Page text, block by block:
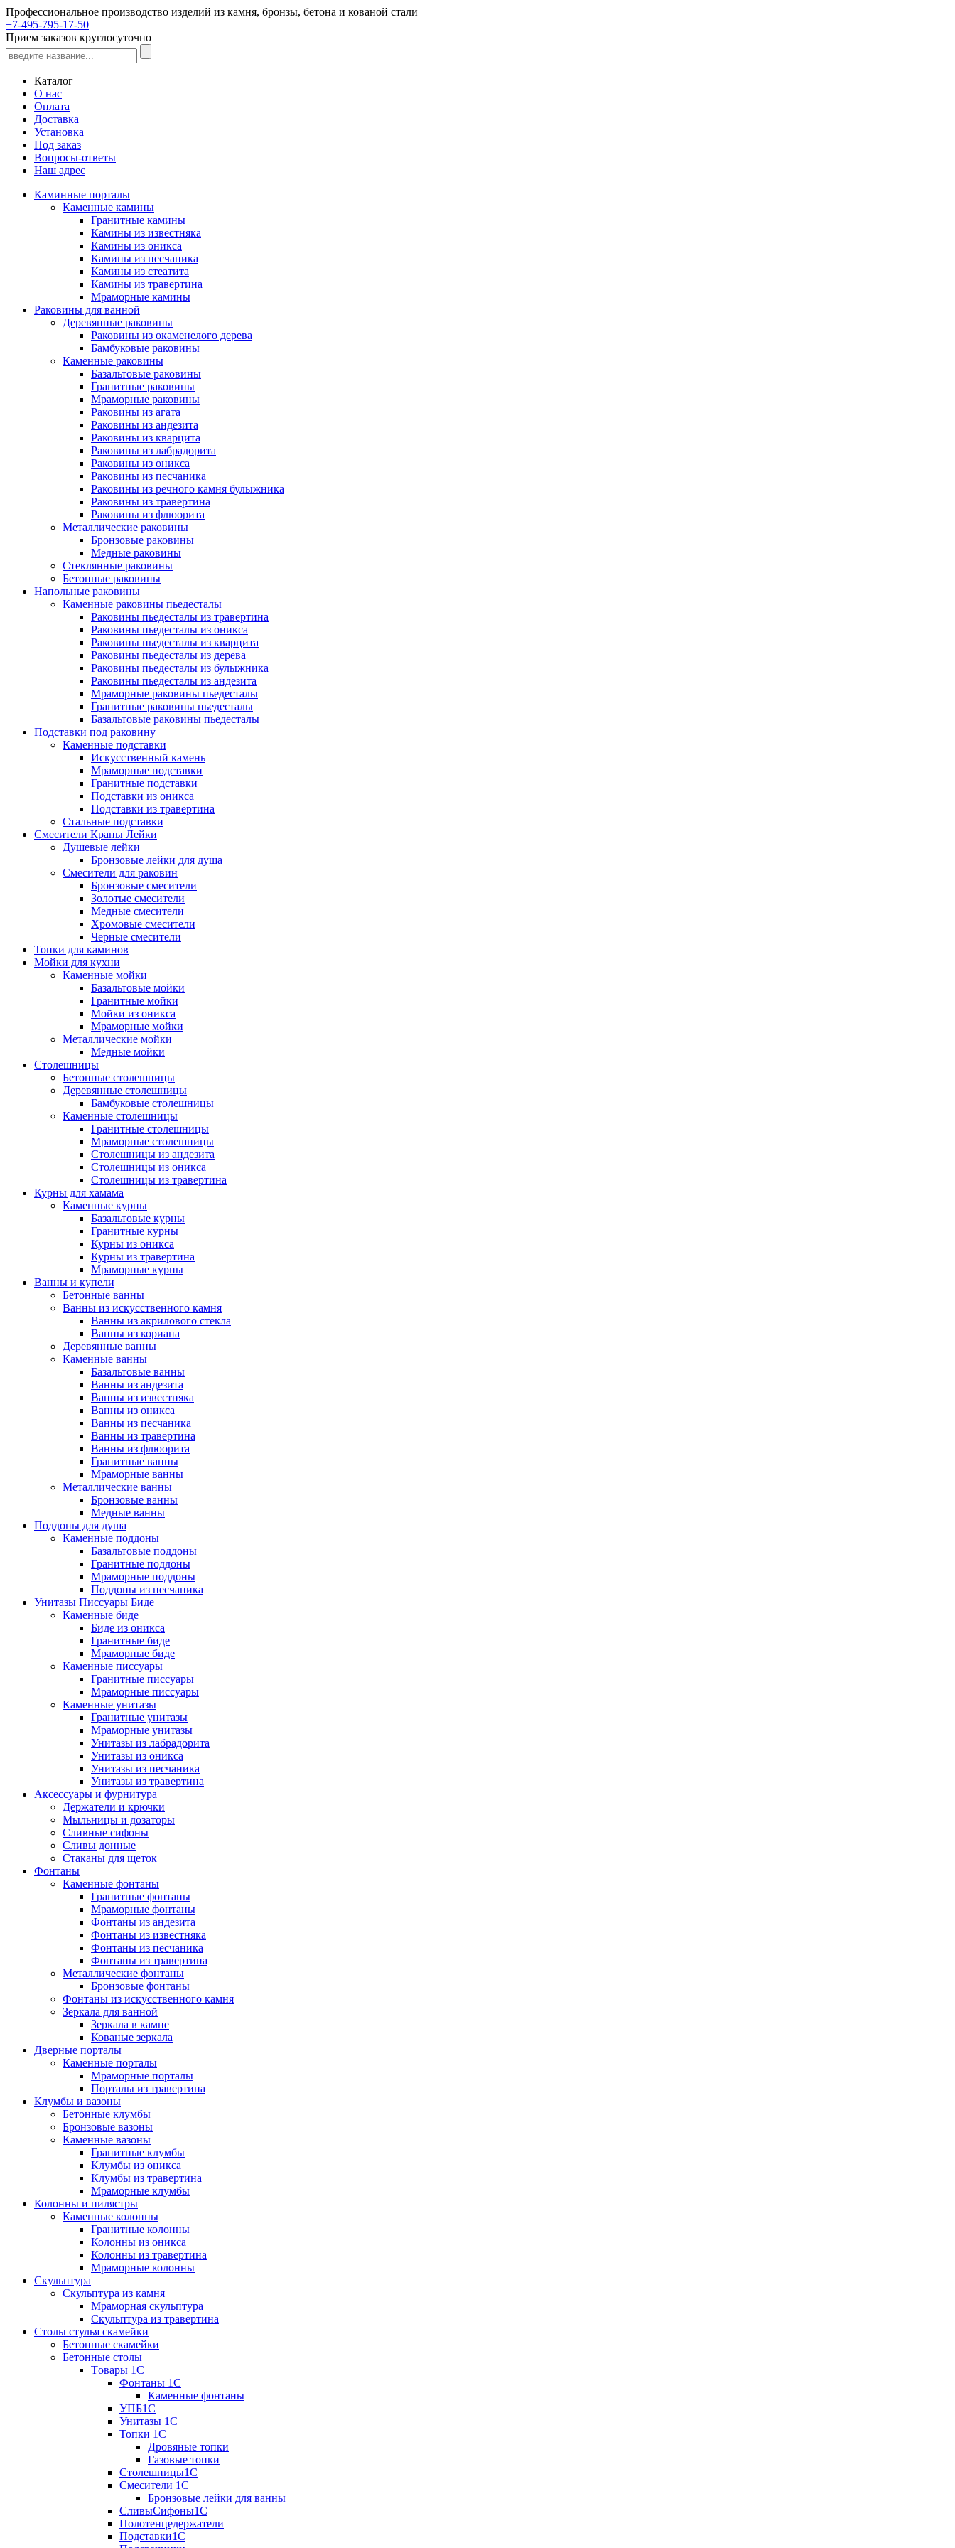
Профессиональное производство изделий из камня, бронзы, бетона и кованой стали
+7-495-795-17-50
Прием заказов круглосуточно
Каталог
О нас
Оплата
Доставка
Установка
Под заказ
Вопросы-ответы
Наш адрес
Каминные порталы
Каменные камины
Гранитные камины
Камины из известняка
Камины из оникса
Камины из песчаника
Камины из стеатита
Камины из травертина
Мраморные камины
Раковины для ванной
Деревянные раковины
Раковины из окаменелого дерева
Бамбуковые раковины
Каменные раковины
Базальтовые раковины
Гранитные раковины
Мраморные раковины
Раковины из агата
Раковины из андезита
Раковины из кварцита
Раковины из лабрадорита
Раковины из оникса
Раковины из песчаника
Раковины из речного камня булыжника
Раковины из травертина
Раковины из флюорита
Металлические раковины
Бронзовые раковины
Медные раковины
Стеклянные раковины
Бетонные раковины
Напольные раковины
Каменные раковины пьедесталы
Раковины пьедесталы из травертина
Раковины пьедесталы из оникса
Раковины пьедесталы из кварцита
Раковины пьедесталы из дерева
Раковины пьедесталы из булыжника
Раковины пьедесталы из андезита
Мраморные раковины пьедесталы
Гранитные раковины пьедесталы
Базальтовые раковины пьедесталы
Подставки под раковину
Каменные подставки
Искусственный камень
Мраморные подставки
Гранитные подставки
Подставки из оникса
Подставки из травертина
Стальные подставки
Смесители Краны Лейки
Душевые лейки
Бронзовые лейки для душа
Смесители для раковин
Бронзовые смесители
Золотые смесители
Медные смесители
Хромовые смесители
Черные смесители
Топки для каминов
Мойки для кухни
Каменные мойки
Базальтовые мойки
Гранитные мойки
Мойки из оникса
Мраморные мойки
Металлические мойки
Медные мойки
Столешницы
Бетонные столешницы
Деревянные столешницы
Бамбуковые столешницы
Каменные столешницы
Гранитные столешницы
Мраморные столешницы
Столешницы из андезита
Столешницы из оникса
Столешницы из травертина
Курны для хамама
Каменные курны
Базальтовые курны
Гранитные курны
Курны из оникса
Курны из травертина
Мраморные курны
Ванны и купели
Бетонные ванны
Ванны из искусственного камня
Ванны из акрилового стекла
Ванны из кориана
Деревянные ванны
Каменные ванны
Базальтовые ванны
Ванны из андезита
Ванны из известняка
Ванны из оникса
Ванны из песчаника
Ванны из травертина
Ванны из флюорита
Гранитные ванны
Мраморные ванны
Металлические ванны
Бронзовые ванны
Медные ванны
Поддоны для душа
Каменные поддоны
Базальтовые поддоны
Гранитные поддоны
Мраморные поддоны
Поддоны из песчаника
Унитазы Писсуары Биде
Каменные биде
Биде из оникса
Гранитные биде
Мраморные биде
Каменные писсуары
Гранитные писсуары
Мраморные писсуары
Каменные унитазы
Гранитные унитазы
Мраморные унитазы
Унитазы из лабрадорита
Унитазы из оникса
Унитазы из песчаника
Унитазы из травертина
Аксессуары и фурнитура
Держатели и крючки
Мыльницы и дозаторы
Сливные сифоны
Сливы донные
Стаканы для щеток
Фонтаны
Каменные фонтаны
Гранитные фонтаны
Мраморные фонтаны
Фонтаны из андезита
Фонтаны из известняка
Фонтаны из песчаника
Фонтаны из травертина
Металлические фонтаны
Бронзовые фонтаны
Фонтаны из искусственного камня
Зеркала для ванной
Зеркала в камне
Кованые зеркала
Дверные порталы
Каменные порталы
Мраморные порталы
Порталы из травертина
Клумбы и вазоны
Бетонные клумбы
Бронзовые вазоны
Каменные вазоны
Гранитные клумбы
Клумбы из оникса
Клумбы из травертина
Мраморные клумбы
Колонны и пилястры
Каменные колонны
Гранитные колонны
Колонны из оникса
Колонны из травертина
Мраморные колонны
Скульптура
Скульптура из камня
Мраморная скульптура
Скульптура из травертина
Столы стулья скамейки
Бетонные скамейки
Бетонные столы
Tовары 1C
Фонтаны 1C
Каменные фонтаны
УПБ1С
Унитазы 1С
Топки 1С
Дровяные топки
Газовые топки
Столешницы1С
Смесители 1С
Бронзовые лейки для ванны
СливыСифоны1С
Полотенцедержатели
Подставки1С